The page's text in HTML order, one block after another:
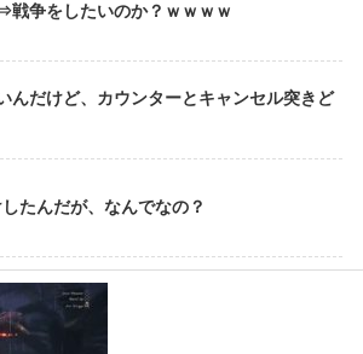
戦争をしたいのか？ｗｗｗｗ
んだけど、カウンターとキャンセル突きど
たんだが、なんでなの？